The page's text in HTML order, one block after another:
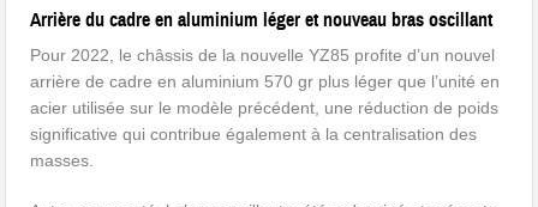
Arrière du cadre en aluminium léger et nouveau bras oscillant
Pour 2022, le châssis de la nouvelle YZ85 profite d’un nouvel
arrière de cadre en aluminium 570 gr plus léger que l’unité en
acier utilisée sur le modèle précédent, une réduction de poids
significative qui contribue également à la centralisation des
masses.